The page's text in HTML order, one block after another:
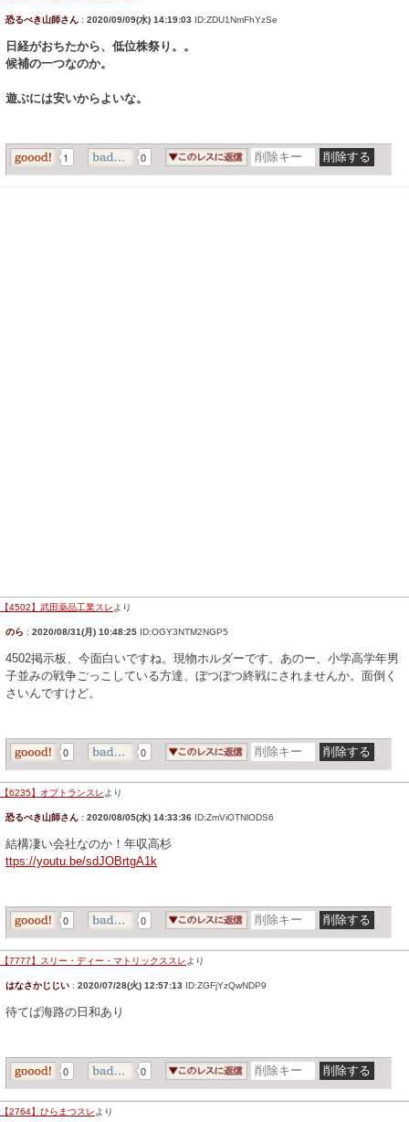
恐るべき山師さん : 2020/09/09(水) 14:19:03 ID:ZDU1NmFhYzSe
日経がおちたから、低位株祭り。。
候補の一つなのか。
遊ぶには安いからよいな。
1 0
【4502】武田薬品工業スレ より
のら : 2020/08/31(月) 10:48:25 ID:OGY3NTM2NGP5
4502掲示板、今面白いですね。現物ホルダーです。あのー、小学高学年男
子並みの戦争ごっこしている方達、ぼつぼつ終戦にされませんか。面倒く
さいんですけど。
0 0
【6235】オプトランスレ より
恐るべき山師さん : 2020/08/05(水) 14:33:36 ID:ZmViOTNlODS6
結構凄い会社なのか！年収高杉
ttps://youtu.be/sdJOBrtgA1k
0 0
【7777】スリー・ディー・マトリックススレ より
はなさかじじい : 2020/07/28(火) 12:57:13 ID:ZGFjYzQwNDP9
待てば海路の日和あり
0 0
【2764】ひらまつスレ より